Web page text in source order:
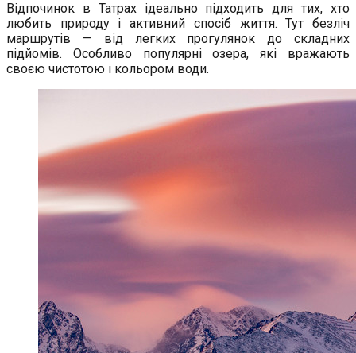
Відпочинок в Татрах ідеально підходить для тих, хто
любить природу і активний спосіб життя. Тут безліч
маршрутів — від легких прогулянок до складних
підйомів. Особливо популярні озера, які вражають
своєю чистотою і кольором води.